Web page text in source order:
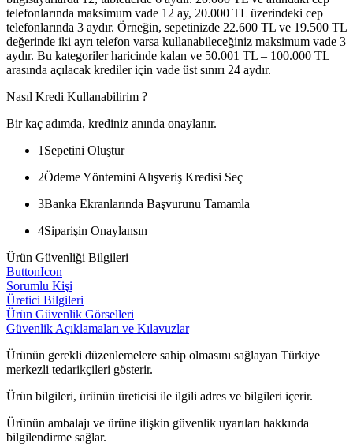
telefonlarında maksimum vade 12 ay, 20.000 TL üzerindeki cep
telefonlarında 3 aydır. Örneğin, sepetinizde 22.600 TL ve 19.500 TL
değerinde iki ayrı telefon varsa kullanabileceğiniz maksimum vade 3
aydır. Bu kategoriler haricinde kalan ve 50.001 TL – 100.000 TL
arasında açılacak krediler için vade üst sınırı 24 aydır.
Nasıl Kredi Kullanabilirim ?
Bir kaç adımda, krediniz anında onaylanır.
1 Sepetini Oluştur
2Ödeme Yöntemini Alışveriş Kredisi Seç
3Banka Ekranlarında Başvurunu Tamamla
4Siparişin Onaylansın
Ürün Güvenliği Bilgileri
ButtonIcon
Sorumlu Kişi
Üretici Bilgileri
Ürün Güvenlik Görselleri
Güvenlik Açıklamaları ve Kılavuzlar
Ürünün gerekli düzenlemelere sahip olmasını sağlayan Türkiye
merkezli tedarikçileri gösterir.
Ürün bilgileri, ürünün üreticisi ile ilgili adres ve bilgileri içerir.
Ürünün ambalajı ve ürüne ilişkin güvenlik uyarıları hakkında
bilgilendirme sağlar.